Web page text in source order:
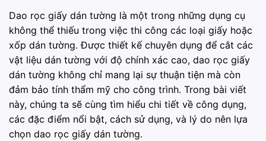
Dao rọc giấy dán tường là một trong những dụng cụ
không thể thiếu trong việc thi công các loại giấy hoặc
xốp dán tường. Được thiết kế chuyên dụng để cắt các
vật liệu dán tường với độ chính xác cao, dao rọc giấy
dán tường không chỉ mang lại sự thuận tiện mà còn
đảm bảo tính thẩm mỹ cho công trình. Trong bài viết
này, chúng ta sẽ cùng tìm hiểu chi tiết về công dụng,
các đặc điểm nổi bật, cách sử dụng, và lý do nên lựa
chọn dao rọc giấy dán tường.